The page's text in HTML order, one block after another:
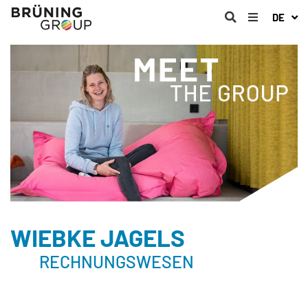
DE
WIEBKE JAGELS
RECHNUNGSWESEN